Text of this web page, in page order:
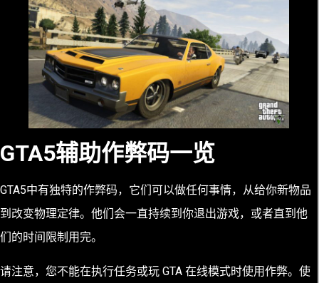
GTA5辅助作弊码一览
GTA5中有独特的作弊码，它们可以做任何事情，从给你新物品
到改变物理定律。他们会一直持续到你退出游戏，或者直到他
们的时间限制用完。
请注意，您不能在执行任务或玩 GTA 在线模式时使用作弊。使